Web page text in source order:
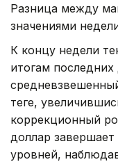
Разница между
значениями
К концу недели
итогам
теңге,
коррекционный
доллар
уровней,